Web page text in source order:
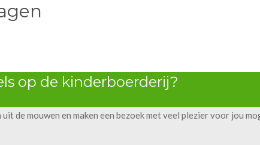
op de kinderboerderij?
de mouwen en maken een bezoek met veel plezier voor jou